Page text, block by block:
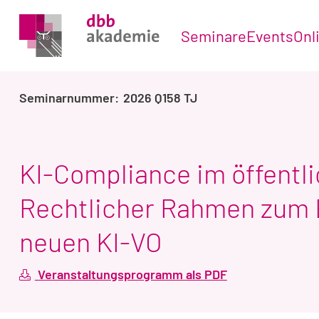
SeminareEvents
2026 Q158 TJ
KI-Compliance im
Rechtlicher Rahmen
neuen KI-VO
Veranstaltungsprogramm als PDF